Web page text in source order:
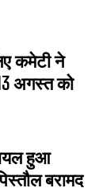
कमेटी ने
अगस्त को
हुआ
बरामद